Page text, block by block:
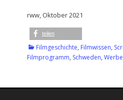
rww, Oktober 2021
teilen
Kategorien
Filmgeschichte, Filmwissen,
Filmprogramm, Schweden,